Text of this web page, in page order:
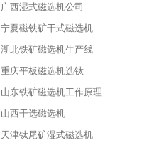
广西湿式磁选机公司
宁夏磁铁矿干式磁选机
湖北铁矿磁选机生产线
重庆平板磁选机选钛
山东铁矿磁选机工作原理
山西干选磁选机
天津钛尾矿湿式磁选机